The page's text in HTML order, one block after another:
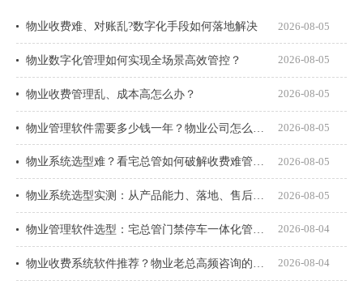
物业收费难、对账乱?数字化手段如何落地解决 2026-08-05
物业数字化管理如何实现全场景高效管控？ 2026-08-05
物业收费管理乱、成本高怎么办？ 2026-08-05
2026-08-05
物业系统选型难？看宅总管如何破解收费难管理乱 2026-08-05
2026-08-05
2026-08-04
2026-08-04